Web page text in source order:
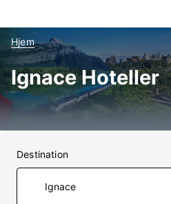
Hjem
Ignace Hoteller
Destination